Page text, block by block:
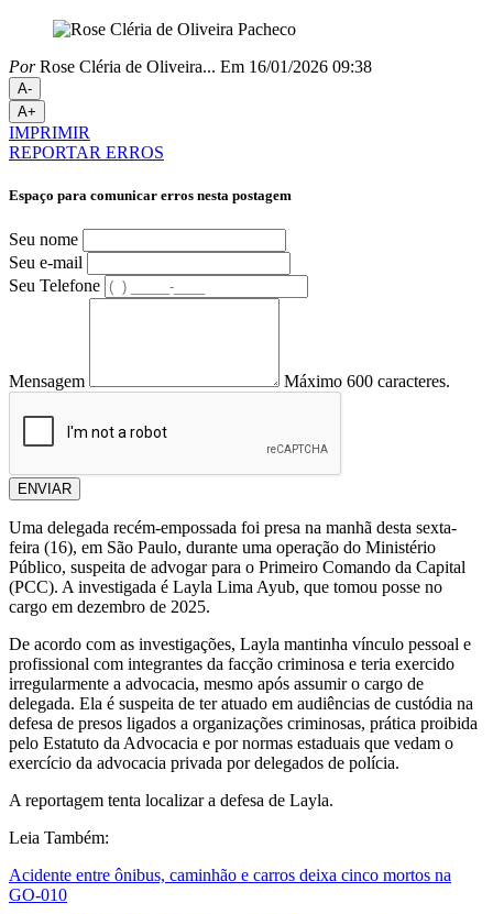
PorRose Cléria de Oliveira... Em 16/01/2026 09:38
A-
A+
IMPRIMIR
REPORTAR ERROS
Espaço para comunicar erros nesta postagem
Seu nome
Seu e-mail
Seu Telefone
Mensagem Máximo 600 caracteres.
ENVIAR
Uma delegada recém-empossada foi presa na manhã desta sexta-
feira (16), em São Paulo, durante uma operação do Ministério
Público, suspeita de advogar para o Primeiro Comando da Capital
(PCC). A investigada é Layla Lima Ayub, que tomou posse no
cargo em dezembro de 2025.
De acordo com as investigações, Layla mantinha vínculo pessoal e
profissional com integrantes da facção criminosa e teria exercido
irregularmente a advocacia, mesmo após assumir o cargo de
delegada. Ela é suspeita de ter atuado em audiências de custódia na
defesa de presos ligados a organizações criminosas, prática proibida
pelo Estatuto da Advocacia e por normas estaduais que vedam o
exercício da advocacia privada por delegados de polícia.
A reportagem tenta localizar a defesa de Layla.
Leia Também:
Acidente entre ônibus, caminhão e carros deixa cinco mortos na
GO-010